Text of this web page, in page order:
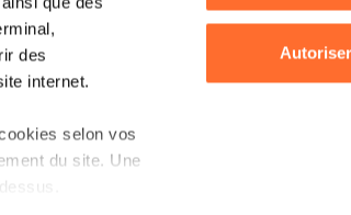
des
internet.
selon vos
du site. Une